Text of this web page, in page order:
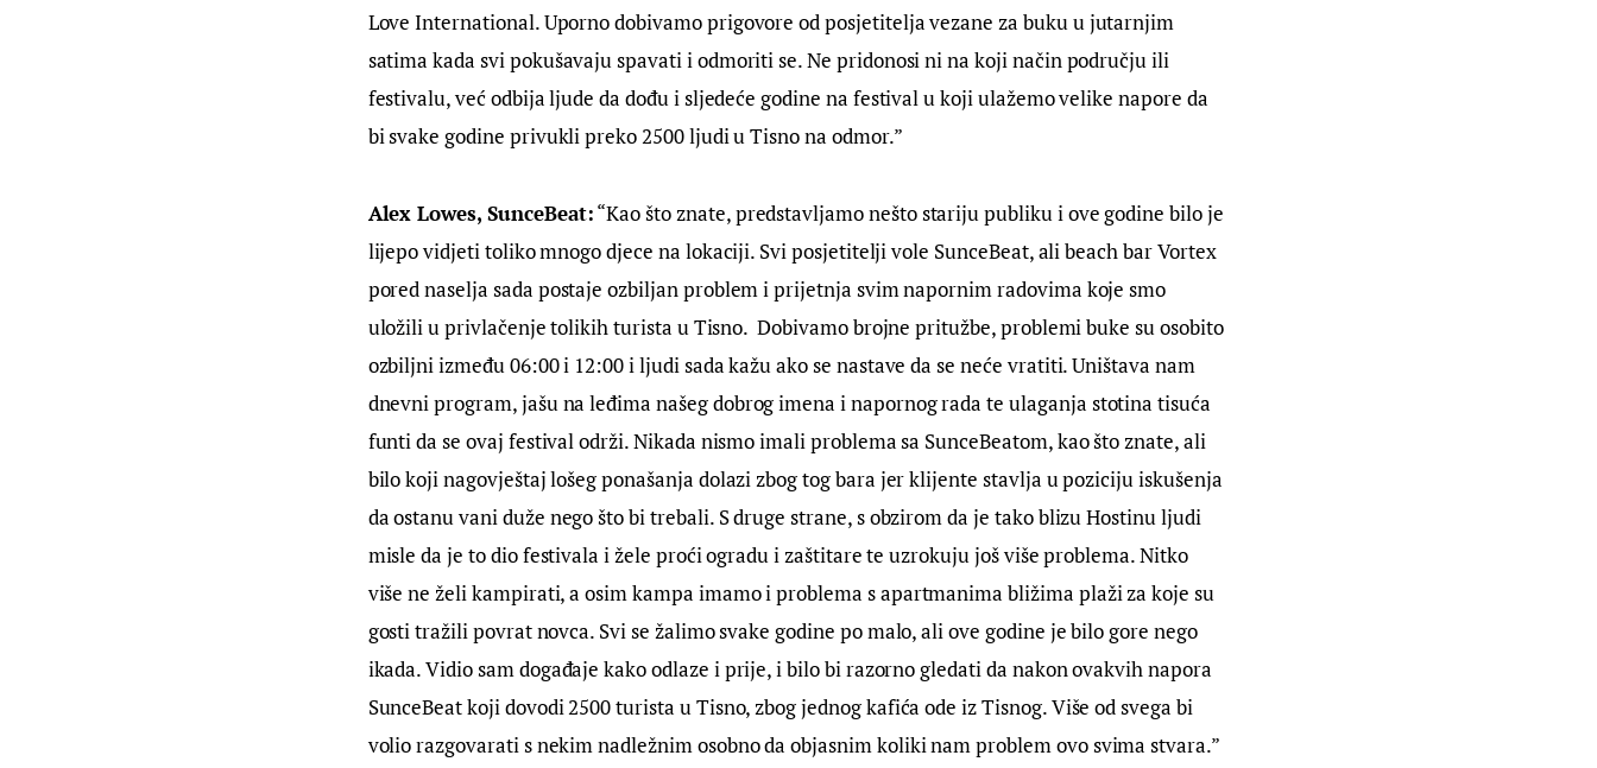
Love International. Uporno dobivamo prigovore od posjetitelja vezane za buku u jutarnjim
satima kada svi pokušavaju spavati i odmoriti se. Ne pridonosi ni na koji način području ili
festivalu, već odbija ljude da dođu i sljedeće godine na festival u koji ulažemo velike napore da
bi svake godine privukli preko 2500 ljudi u Tisno na odmor.”
Alex Lowes, SunceBeat: “Kao što znate, predstavljamo nešto stariju publiku i ove godine bilo je
lijepo vidjeti toliko mnogo djece na lokaciji. Svi posjetitelji vole SunceBeat, ali beach bar Vortex
pored naselja sada postaje ozbiljan problem i prijetnja svim napornim radovima koje smo
uložili u privlačenje tolikih turista u Tisno.  Dobivamo brojne pritužbe, problemi buke su osobito
ozbiljni između 06:00 i 12:00 i ljudi sada kažu ako se nastave da se neće vratiti. Uništava nam
dnevni program, jašu na leđima našeg dobrog imena i napornog rada te ulaganja stotina tisuća
funti da se ovaj festival održi. Nikada nismo imali problema sa SunceBeatom, kao što znate, ali
bilo koji nagovještaj lošeg ponašanja dolazi zbog tog bara jer klijente stavlja u poziciju iskušenja
da ostanu vani duže nego što bi trebali. S druge strane, s obzirom da je tako blizu Hostinu ljudi
misle da je to dio festivala i žele proći ogradu i zaštitare te uzrokuju još više problema. Nitko
više ne želi kampirati, a osim kampa imamo i problema s apartmanima bližima plaži za koje su
gosti tražili povrat novca. Svi se žalimo svake godine po malo, ali ove godine je bilo gore nego
ikada. Vidio sam događaje kako odlaze i prije, i bilo bi razorno gledati da nakon ovakvih napora
SunceBeat koji dovodi 2500 turista u Tisno, zbog jednog kafića ode iz Tisnog. Više od svega bi
volio razgovarati s nekim nadležnim osobno da objasnim koliki nam problem ovo svima stvara.”